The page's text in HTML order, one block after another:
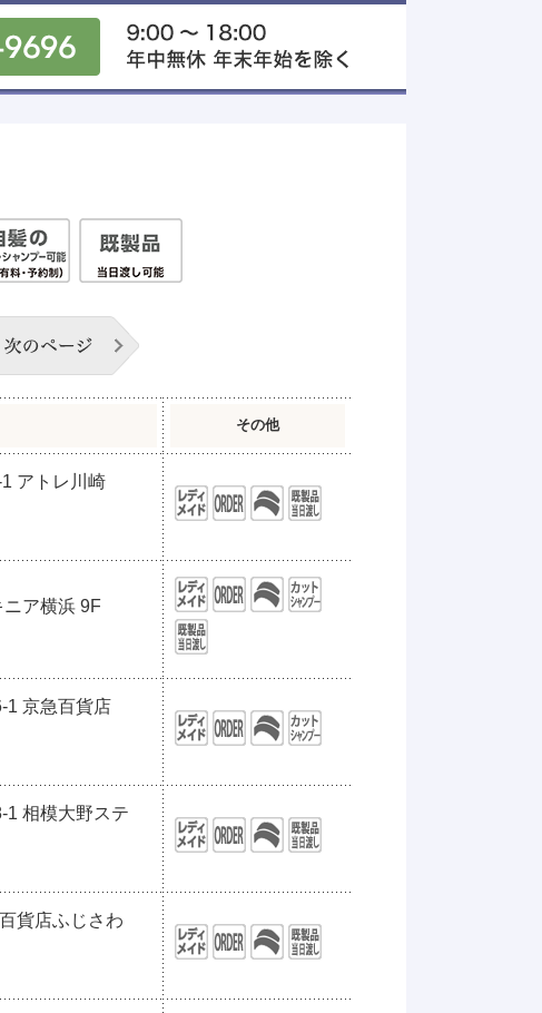
その他
1 アトレ川崎
ア横浜 9F
1 京急百貨店
1 相模大野ステ
貨店ふじさわ